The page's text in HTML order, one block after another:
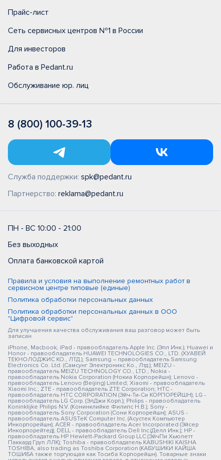
Прайс-лист
Сеть сервисных центров №1 в России
Для инвесторов
Работа в Pedant.ru
Обслуживание юр. лиц
8 (800) 100-39-13
Служба поддержки: spk@pedant.ru
Партнерство: reklama@pedant.ru
ПН - ВС 10:00 - 21:00
Без выходных
Оплата банковской картой
Правила и условия на выполнение ремонтных работ в
сервисном центре типовые (единые)
Политика обработки персональных данных
Политика обработки персональных данных в ООО
"Цифровой сервис"
Для улучшения качества обслуживания ваш разговор может быть
записан
iPhone, Macbook, iPad - правообладатель Apple Inc. (Эпл Инк.); Huawei и
Honor - правообладатель HUAWEI TECHNOLOGIES CO., LTD. (ХУАВЕЙ
ТЕКНОЛОДЖИС КО., ЛТД.); Samsung – правообладатель Samsung
Electronics Co. Ltd. (Самсунг Электроникс Ко., Лтд.); MEIZU -
правообладатель MEIZU TECHNOLOGY CO., LTD.; Nokia -
правообладатель Nokia Corporation (Нокиа Корпорейшн); Lenovo -
правообладатель Lenovo (Beijing) Limited; Xiaomi - правообладатель
Xiaomi Inc.; ZTE - правообладатель ZTE Corporation; HTC -
правообладатель HTC CORPORATION (Эйч-Ти-Си КОРПОРЕЙШН); LG -
правообладатель LG Corp. (ЭлДжи Корп.); Philips - правообладатель
Koninklijke Philips N.V. (Конинклийке Филипс Н.В.); Sony -
правообладатель Sony Corporation (Сони Корпорейшн); ASUS -
правообладатель ASUSTeK Computer Inc. (Асустек Компьютер
Инкорпорейшн); ACER - правообладатель Acer Incorporated (Эйсер
Инкорпорейтед); DELL - правообладатель Dell Inc.(Делл Инк.); HP -
правообладатель HP Hewlett-Packard Group LLC (ЭйчПи Хьюлетт
Паккард Груп ЛЛК); Toshiba - правообладатель KABUSHIKI KAISHA
TOSHIBA, also trading as Toshiba Corporation (КАБУШИКИ КАЙША
ТОШИБА также торгующая как Тосиба Корпорейшн). Товарные знаки